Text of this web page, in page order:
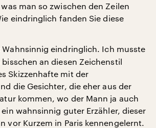
man so zwischen den Zeilen
eindringlich fanden Sie diese
Wahnsinnig eindringlich. Ich musste
an diesen Zeichenstil
Skizzenhafte mit der
die Gesichter, die eher aus der
kommen, wo der Mann ja auch
wahnsinnig guter Erzähler, dieser
vor Kurzem in Paris kennengelernt.